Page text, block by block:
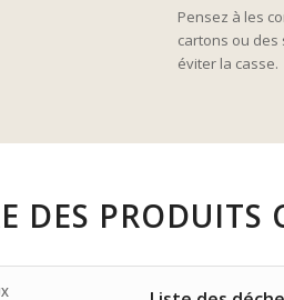
Pensez à les
cartons ou des
éviter la casse.
DES